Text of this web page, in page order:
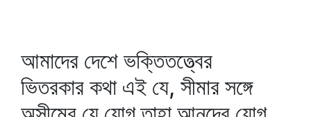
আমাদের দেশে ভক্তিতত্ত্বের
ভিতরকার কথা এই যে, সীমার সঙ্গে